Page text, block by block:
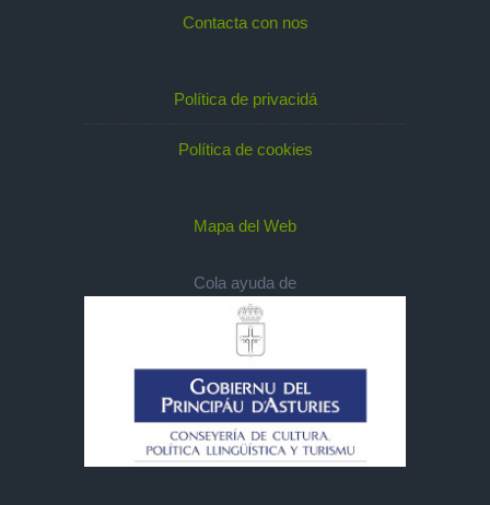
Contacta con nos
Política de privacidá
Política de cookies
Mapa del Web
Cola ayuda de